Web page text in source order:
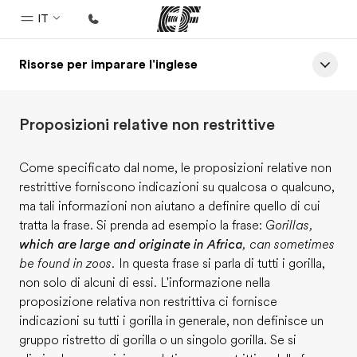
IT
Homepage
Programmi
Uffici
Chi siamo
La nostra organizzazione
Carriera
Lavora con noi
Risorse per imparare l'inglese
Proposizioni relative non restrittive
Come specificato dal nome, le proposizioni relative non
restrittive forniscono indicazioni su qualcosa o qualcuno,
ma tali informazioni non aiutano a definire quello di cui
tratta la frase. Si prenda ad esempio la frase: Gorillas,
which are large and originate in Africa, can sometimes
be found in zoos.
In questa frase si parla di tutti i gorilla,
non solo di alcuni di essi. L'informazione nella
proposizione relativa non restrittiva ci fornisce
indicazioni su tutti i gorilla in generale, non definisce un
gruppo ristretto di gorilla o un singolo gorilla. Se si